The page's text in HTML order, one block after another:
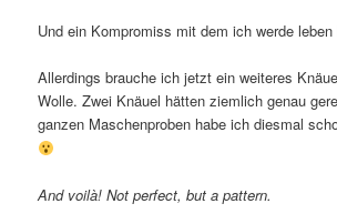
Und ein Kompromiss mit dem ich werde leben
Allerdings brauche ich jetzt ein weiteres
Wolle. Zwei Knäuel hätten ziemlich genau
ganzen Maschenproben habe ich diesmal
And voilà! Not perfect, but a pattern.